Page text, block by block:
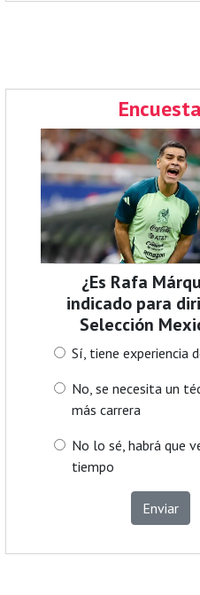
Encuesta
¿Es Rafa
indicado para
Selección
Sí, tiene experiencia
No, se necesita un
más carrera
No lo sé, habrá que
tiempo
Enviar